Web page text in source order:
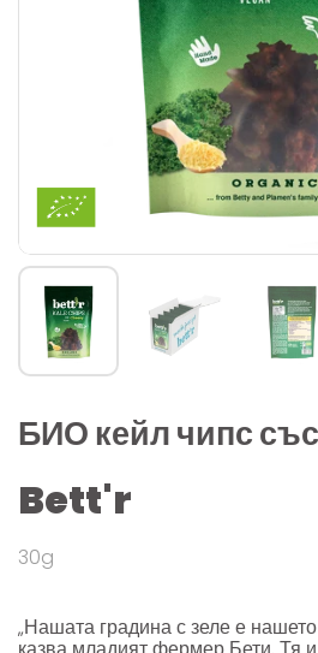
БИО кейл чипс
Bett'r
30g
„Нашата градина с зеле е нашето